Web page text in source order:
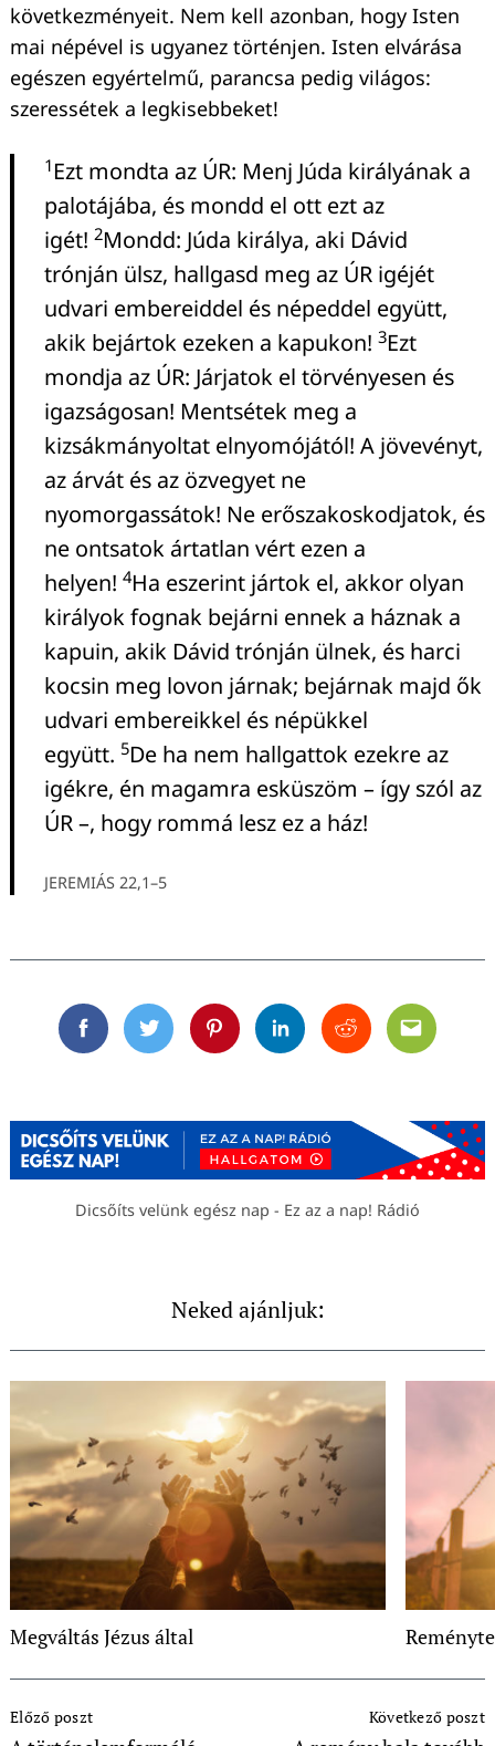
következményeit. Nem kell azonban, hogy Isten
mai népével is ugyanez történjen. Isten elvárása
egészen egyértelmű, parancsa pedig világos:
szeressétek a legkisebbeket!
1 Ezt mondta az ÚR: Menj Júda királyának a
palotájába, és mondd el ott ezt az
igét! 2Mondd: Júda királya, aki Dávid
trónján ülsz, hallgasd meg az ÚR igéjét
udvari embereiddel és népeddel együtt,
akik bejártok ezeken a kapukon! 3Ezt
mondja az ÚR: Járjatok el törvényesen és
igazságosan! Mentsétek meg a
kizsákmányoltat elnyomójától! A jövevényt,
az árvát és az özvegyet ne
nyomorgassátok! Ne erőszakoskodjatok, és
ne ontsatok ártatlan vért ezen a
helyen! 4Ha eszerint jártok el, akkor olyan
királyok fognak bejárni ennek a háznak a
kapuin, akik Dávid trónján ülnek, és harci
kocsin meg lovon járnak; bejárnak majd ők
udvari embereikkel és népükkel
együtt. 5De ha nem hallgattok ezekre az
igékre, én magamra esküszöm – így szól az
ÚR –, hogy rommá lesz ez a ház!
JEREMIÁS 22,1–5
FacebookTwitterPinterestLinkedinRedditEmail
Dicsőíts velünk egész nap - Ez az a nap! Rádió
Neked ajánljuk:
Megváltás Jézus által
Navigation
Előző poszt Következő poszt